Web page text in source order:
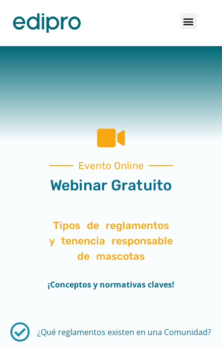
Evento Online
Webinar Gratuito
Tipos de reglamentos
y tenencia responsable
de mascotas
¡Conceptos y normativas claves!
¿Qué reglamentos existen en una Comunidad?​